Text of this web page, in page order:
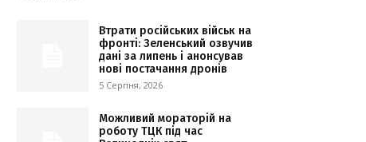
Втрати російських військ на
фронті: Зеленський озвучив
дані за липень і анонсував
нові постачання дронів
5 Серпня, 2026
Можливий мораторій на
роботу ТЦК під час